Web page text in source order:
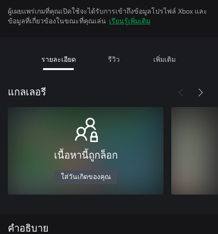
ผู้เผยแพร่เกมที่คุณเปิดใช้จะได้รับการเข้าถึงข้อมูลโปรไฟล์ Xbox และ
ข้อมูลที่เกี่ยวข้องในขณะที่คุณเล่น เรียนรู้เพิ่มเติม
รายละเอียด รีวิว เพิ่มเติม
แกลเลอรี
เนื้อหานี้ถูกล็อก
ใส่วันเกิดของคุณ
คำอธิบาย